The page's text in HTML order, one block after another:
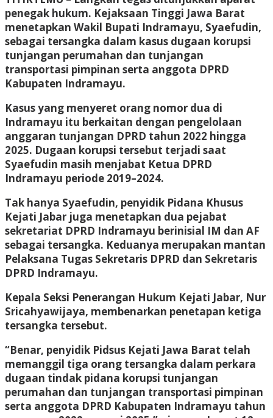
penegak hukum. Kejaksaan Tinggi Jawa Barat
menetapkan Wakil Bupati Indramayu, Syaefudin,
sebagai tersangka dalam kasus dugaan korupsi
tunjangan perumahan dan tunjangan
transportasi pimpinan serta anggota DPRD
Kabupaten Indramayu.
Kasus yang menyeret orang nomor dua di
Indramayu itu berkaitan dengan pengelolaan
anggaran tunjangan DPRD tahun 2022 hingga
2025. Dugaan korupsi tersebut terjadi saat
Syaefudin masih menjabat Ketua DPRD
Indramayu periode 2019–2024.
Tak hanya Syaefudin, penyidik Pidana Khusus
Kejati Jabar juga menetapkan dua pejabat
sekretariat DPRD Indramayu berinisial IM dan AF
sebagai tersangka. Keduanya merupakan mantan
Pelaksana Tugas Sekretaris DPRD dan Sekretaris
DPRD Indramayu.
Kepala Seksi Penerangan Hukum Kejati Jabar, Nur
Sricahyawijaya, membenarkan penetapan ketiga
tersangka tersebut.
“Benar, penyidik Pidsus Kejati Jawa Barat telah
memanggil tiga orang tersangka dalam perkara
dugaan tindak pidana korupsi tunjangan
perumahan dan tunjangan transportasi pimpinan
serta anggota DPRD Kabupaten Indramayu tahun